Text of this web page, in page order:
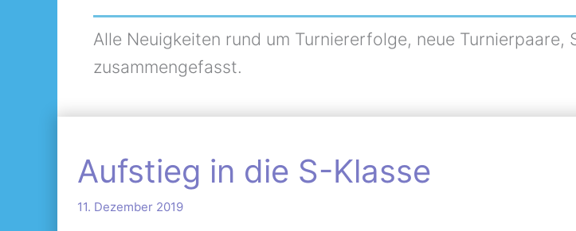
Alle Neuigkeiten rund um Turniererfolge, neue
zusammengefasst.
Aufstieg in die S-Klasse
11. Dezember 2019
in
die
S-